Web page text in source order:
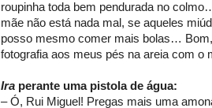
roupinha toda bem pendurada no
mãe não está nada mal, se aqueles
posso mesmo comer mais bolas…
fotografia aos meus pés na areia com o
Ira perante uma pistola de água:
– Ó, Rui Miguel! Pregas mais uma